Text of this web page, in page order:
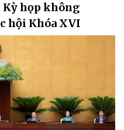
Kỳ họp không
hội Khóa XVI